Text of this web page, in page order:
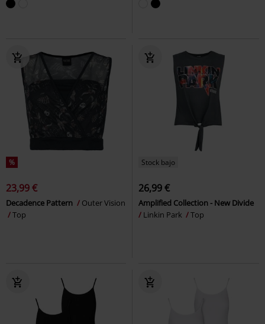
%
23,99 €
Decadence Pattern
Outer Vision
Top
Stock bajo
26,99 €
Amplified Collection - New Divide
Linkin Park
Top